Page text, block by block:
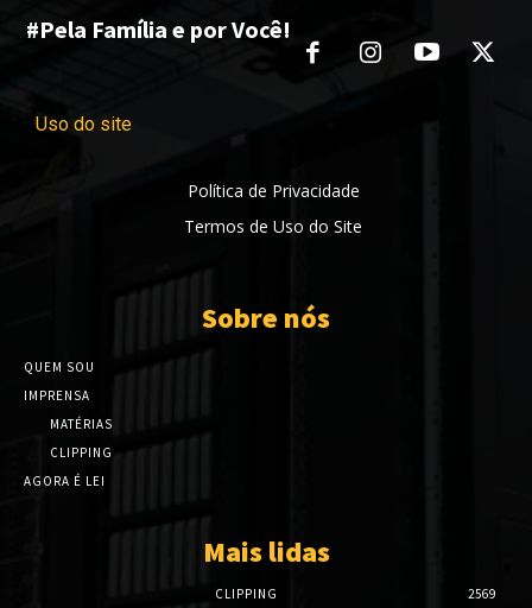
#Pela Família e por Você!
Uso do site
Política de Privacidade
Termos de Uso do Site
Sobre nós
QUEM SOU
IMPRENSA
MATÉRIAS
CLIPPING
AGORA É LEI
Mais lidas
CLIPPING 2569